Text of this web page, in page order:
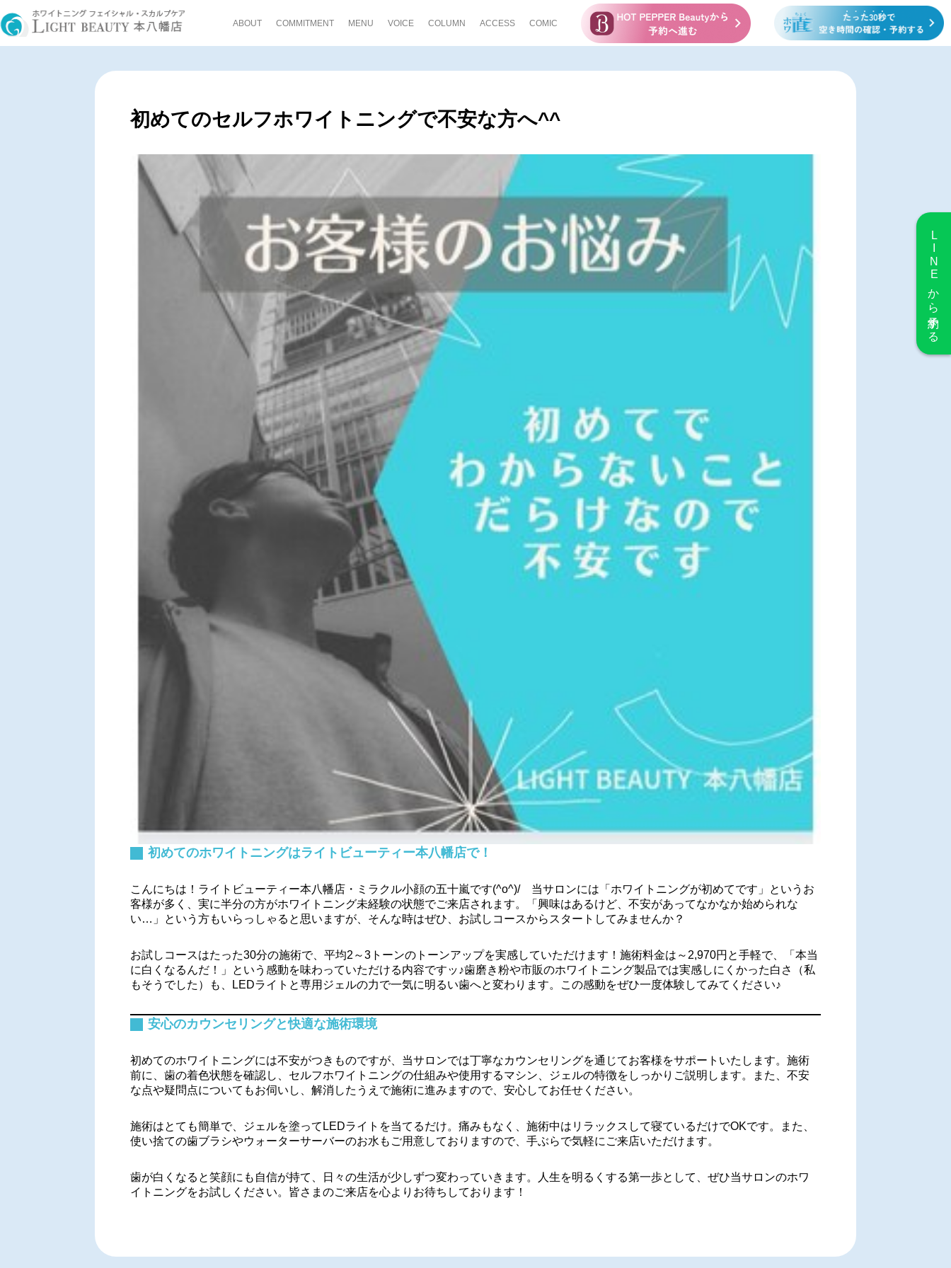
ABOUT COMMITMENT MENU VOICE COLUMN ACCESS COMIC
LINE
から予約する
初めてのセルフホワイトニングで不安な方へ^^
初めてのホワイトニングはライトビューティー本八幡店で！
こんにちは！ライトビューティー本八幡店・ミラクル小顔の五十嵐です(^o^)/ 当サロンには「ホワイトニングが初めてです」というお
客様が多く、実に半分の方がホワイトニング未経験の状態でご来店されます。「興味はあるけど、不安があってなかなか始められな
い…」という方もいらっしゃると思いますが、そんな時はぜひ、お試しコースからスタートしてみませんか？
お試しコースはたった30分の施術で、平均2～3トーンのトーンアップを実感していただけます！施術料金は～2,970円と手軽で、「本当
に白くなるんだ！」という感動を味わっていただける内容ですッ♪歯磨き粉や市販のホワイトニング製品では実感しにくかった白さ（私
もそうでした）も、LEDライトと専用ジェルの力で一気に明るい歯へと変わります。この感動をぜひ一度体験してみてください♪
安心のカウンセリングと快適な施術環境
初めてのホワイトニングには不安がつきものですが、当サロンでは丁寧なカウンセリングを通じてお客様をサポートいたします。施術
前に、歯の着色状態を確認し、セルフホワイトニングの仕組みや使用するマシン、ジェルの特徴をしっかりご説明します。また、不安
な点や疑問点についてもお伺いし、解消したうえで施術に進みますので、安心してお任せください。
施術はとても簡単で、ジェルを塗ってLEDライトを当てるだけ。痛みもなく、施術中はリラックスして寝ているだけでOKです。また、
使い捨ての歯ブラシやウォーターサーバーのお水もご用意しておりますので、手ぶらで気軽にご来店いただけます。
歯が白くなると笑顔にも自信が持て、日々の生活が少しずつ変わっていきます。人生を明るくする第一歩として、ぜひ当サロンのホワ
イトニングをお試しください。皆さまのご来店を心よりお待ちしております！